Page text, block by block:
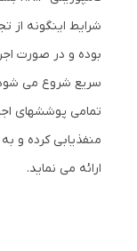
شرایط اینگونه از
بوده و در صورت
سریع شروع می
تمامی پوششهای
منفذیابی کرده و
ارائه می نماید.